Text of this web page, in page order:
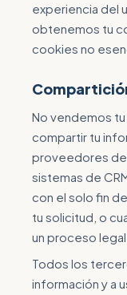
experiencia del
obtenemos tu
cookies no
No vendemos
compartir tu
proveedores
sistemas de
con el solo fin
tu solicitud, o
un proceso legal.
Todos los
información y a